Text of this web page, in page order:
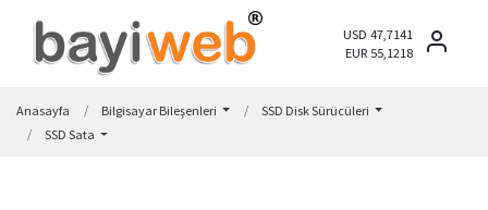
USD 47,7141
EUR 55,1218
Anasayfa Bilgisayar Bileşenleri
SSD Disk Sürücüleri
SSD Sata